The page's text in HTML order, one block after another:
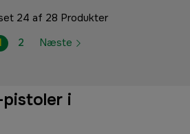
24 af 28 Produkter
2 Næste
pistoler i